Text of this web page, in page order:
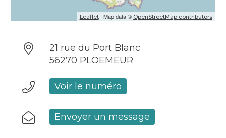
Leaflet| Map data © OpenStreetMap contributors
21 rue du Port Blanc
56270 PLOEMEUR
Voir le numéro
Envoyer un message